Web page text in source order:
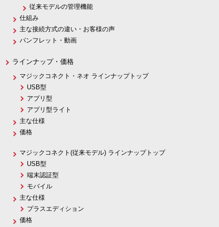
従来モデルの管理機能
仕組み
主な接続方式の違い・お客様の声
パンフレット・動画
ラインナップ・価格
マジックコネクト・ネオ ラインナップトップ
USB型
アプリ型
アプリ型ライト
主な仕様
価格
マジックコネクト(従来モデル) ラインナップトップ
USB型
端末認証型
モバイル
主な仕様
プラスエディション
価格